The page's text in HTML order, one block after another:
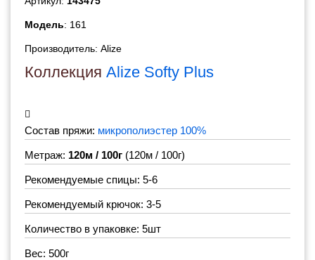
Модель: 161
Производитель: Alize
Коллекция Alize Softy Plus
Состав пряжи: микрополиэстер 100%
Метраж: 120м / 100г (120м / 100г)
Рекомендуемые спицы: 5-6
Рекомендуемый крючок: 3-5
Количество в упаковке: 5шт
Вес: 500г